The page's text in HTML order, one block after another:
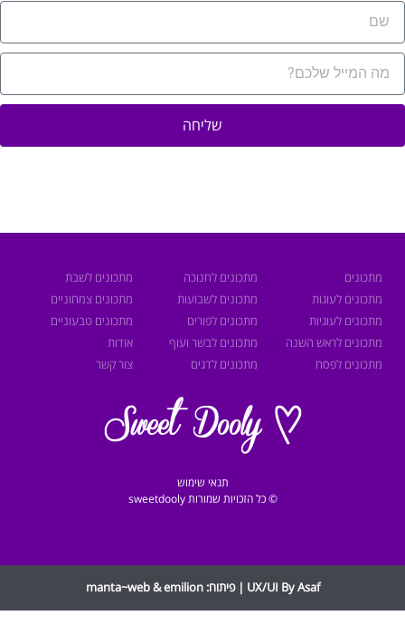
שליחה
מתכונים
מתכונים לעוגות
מתכונים לעוגיות
מתכונים לראש השנה
מתכונים לפסח
מתכונים לחנוכה
מתכונים לשבועות
מתכונים לפורים
מתכונים לבשר ועוף
מתכונים לדגים
מתכונים לשבת
מתכונים צמחוניים
מתכונים טבעוניים
אודות
צור קשר
תנאי שימוש
© כל הזכויות שמורות sweetdooly
UX/UI By Asaf | פיתוח: manta~web&emilion